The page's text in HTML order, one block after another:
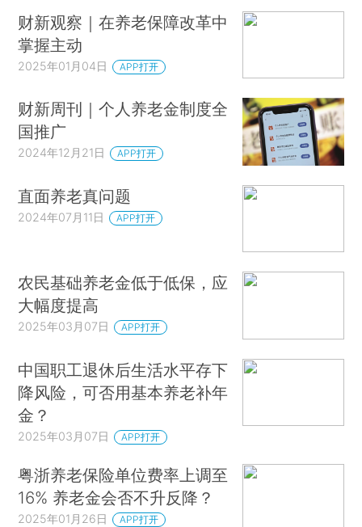
财新观察｜在养老保障改革中
掌握主动
2025年01月04日 APP打开
财新周刊｜个人养老金制度全
国推广
2024年12月21日 APP打开
直面养老真问题
2024年07月11日 APP打开
农民基础养老金低于低保，应
大幅度提高
2025年03月07日 APP打开
中国职工退休后生活水平存下
降风险，可否用基本养老补年
金？
2025年03月07日 APP打开
粤浙养老保险单位费率上调至
16% 养老金会否不升反降？
2025年01月26日 APP打开